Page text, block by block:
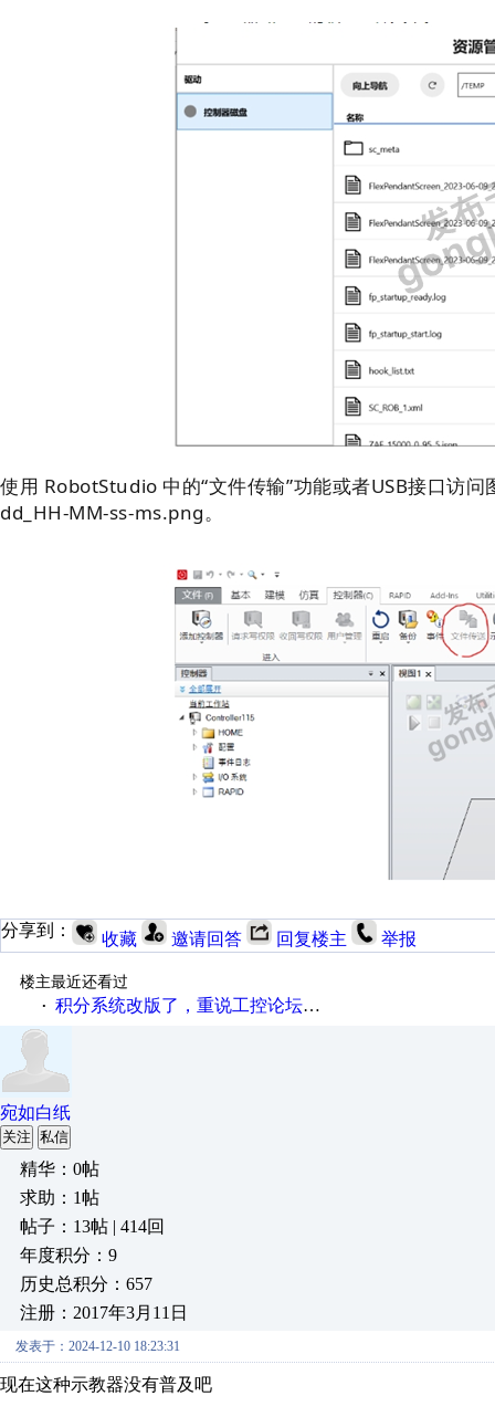
使用 RobotStudio 中的“文件传输”功能或者USB接口访
dd_HH-MM-ss-ms.png。
分享到： 收藏 邀请回答 回复楼主 举报
楼主最近还看过
· 积分系统改版了，重说工控论坛积分那点事儿……
宛如白纸
关注 私信
精华：0帖
求助：1帖
帖子：13帖 | 414回
年度积分：9
历史总积分：657
注册：2017年3月11日
发表于：2024-12-10 18:23:31
现在这种示教器没有普及吧